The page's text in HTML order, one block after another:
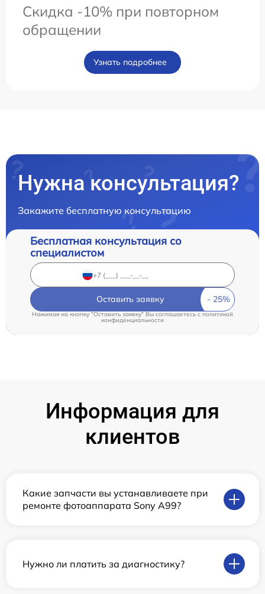
Скидка -10% при повторном
обращении
Узнать подробнее
Нужна консультация?
Закажите бесплатную консультацию
Бесплатная консультация со
специалистом
Оставить заявку
Нажимая на кнопку "Оставить заявку" Вы соглашаетесь cполитикой
конфиденциальности
Информация для
клиентов
Какие запчасти вы устанавливаете при
ремонте фотоаппарата Sony A99?
Нужно ли платить за диагностику?